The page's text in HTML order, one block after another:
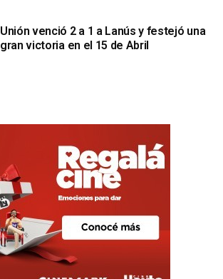
Unión venció 2 a 1 a Lanús y festejó una
gran victoria en el 15 de Abril